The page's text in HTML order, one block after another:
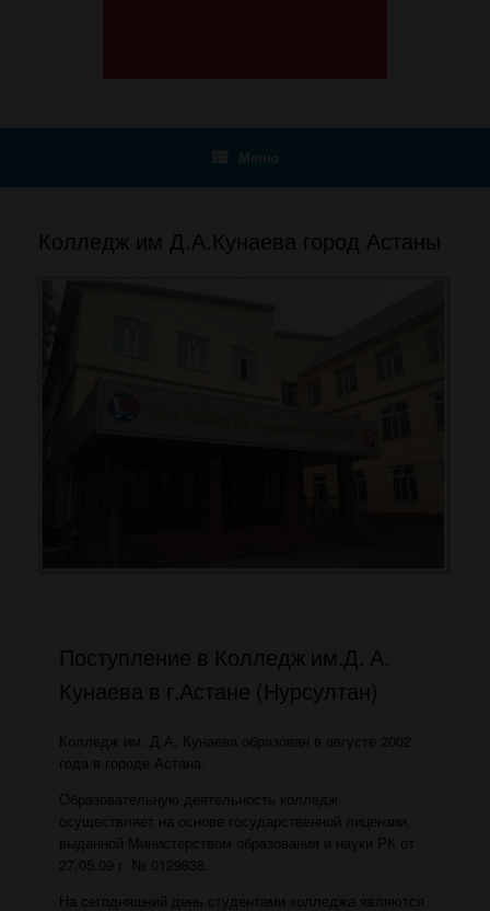
Меню
Колледж им Д.А.Кунаева город Астаны
Поступление в Колледж им.Д. А.
Кунаева в г.Астане (Нурсултан)
Колледж им. Д.А. Кунаева образован в августе 2002
года в городе Астана.
Образовательную деятельность колледж
осуществляет на основе государственной лицензии,
выданной Министерством образования и науки РК от
27.05.09 г. № 0129838.
На сегодняшний день студентами колледжа являются